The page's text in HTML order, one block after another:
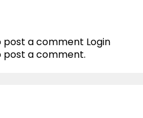
post a comment Login
post a comment.